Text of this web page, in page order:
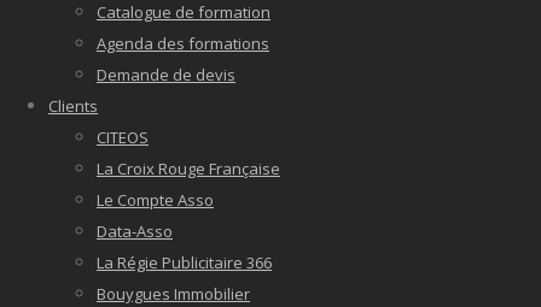
Catalogue de formation
Agenda des formations
Demande de devis
Clients
CITEOS
La Croix Rouge Française
Le Compte Asso
Data-Asso
La Régie Publicitaire 366
Bouygues Immobilier